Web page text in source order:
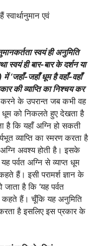
एवं
स्वयं ही अनुमिति
स्वयं ही बार-बार के दर्शन या
‘जहाँ-जहाँ धूम है वहाँ-वहाँ
की व्याप्ति का निश्चय कर
करने के उपरान्त जब कभी वह
धूम को निकलते हुए देखता है
कि यहाँ अग्नि हो सकती
व्याप्ति का स्मरण करता है
अग्नि अवश्य होती है। इसके
पर्वत अग्नि से व्याप्त धूम
कहते हैं। इसी परामर्श ज्ञान के
जाता है कि ‘यह पर्वत
कहते हैं। चूँकि यह अनुमिति
है इसलिए इस प्रकार के